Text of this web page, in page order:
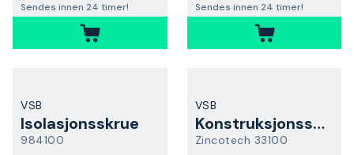
Sendes innen 24 timer! Sendes innen 24 timer!
VSB
Isolasjonsskrue
984100
VSB
Konstruksjonsskrue
Zincotech 33100